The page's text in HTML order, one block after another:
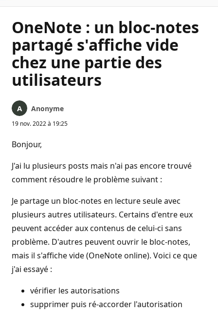
OneNote : un bloc-notes
partagé s'affiche vide
chez une partie des
utilisateurs
Anonyme
19 nov. 2022 à 19:25
Bonjour,
J'ai lu plusieurs posts mais n'ai pas encore trouvé
comment résoudre le problème suivant :
Je partage un bloc-notes en lecture seule avec
plusieurs autres utilisateurs. Certains d'entre eux
peuvent accéder aux contenus de celui-ci sans
problème. D'autres peuvent ouvrir le bloc-notes,
mais il s'affiche vide (OneNote online). Voici ce que
j'ai essayé :
vérifier les autorisations
supprimer puis ré-accorder l'autorisation